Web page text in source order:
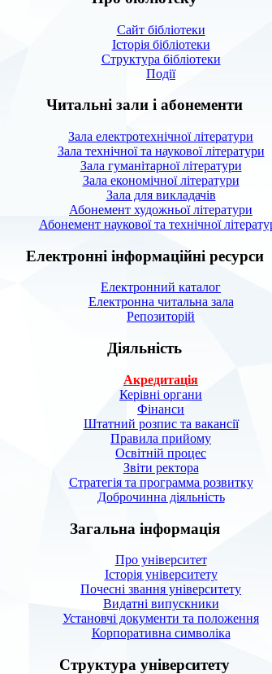
Сайт бібліотеки
Історія бібліотеки
Структура бібліотеки
Події
Читальні зали і абонементи
Зала електротехнічної літератури
Зала технічної та наукової літератури
Зала гуманітарної літератури
Зала економічної літератури
Зала для викладачів
Абонемент художньої літератури
Абонемент наукової та технічної
Електронні інформаційні ресурси
Електронний каталог
Електронна читальна зала
Репозиторій
Діяльність
Акредитація
Керівні органи
Фінанси
Штатний розпис та вакансії
Правила прийому
Освітній процес
Звіти ректора
Стратегія та программа розвитку
Доброчинна діяльність
Загальна інформація
Про університет
Історія університету
Почесні звання університету
Видатні випускники
Установчі документи та положення
Корпоративна символiка
Структура університету